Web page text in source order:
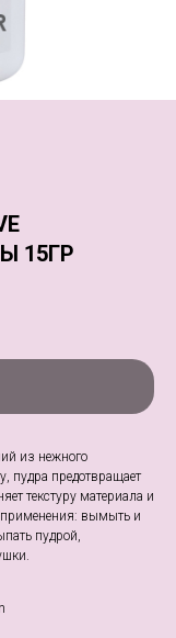
15ГР
из нежного
пудра предотвращает
текстуру материала и
применения: вымыть и
пудрой,